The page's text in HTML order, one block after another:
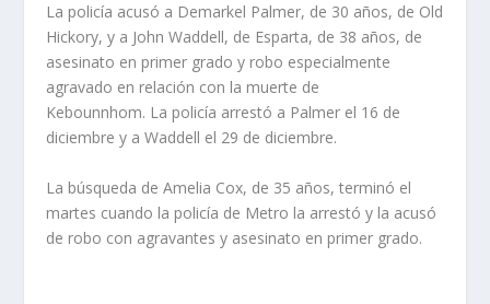
La policía acusó a Demarkel Palmer, de 30 años, de Old
Hickory, y a John Waddell, de Esparta, de 38 años, de
asesinato en primer grado y robo especialmente
agravado en relación con la muerte de
Kebounnhom. La policía arrestó a Palmer el 16 de
diciembre y a Waddell el 29 de diciembre.
La búsqueda de Amelia Cox, de 35 años, terminó el
martes cuando la policía de Metro la arrestó y la acusó
de robo con agravantes y asesinato en primer grado.